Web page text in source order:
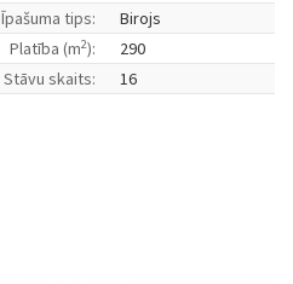
Īpašuma tips:
Birojs
Platība (m2):
290
Stāvu skaits:
16